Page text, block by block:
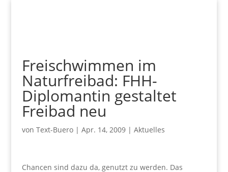
Freischwimmen im
Naturfreibad: FHH-
Diplomantin gestaltet
Freibad neu
von Text-Buero| Apr. 14, 2009| Aktuelles
Chancen sind dazu da, genutzt zu werden. Das